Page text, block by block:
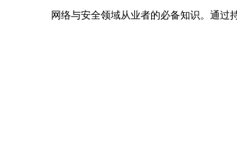
网络与安全领域从业者的必备知识。通过